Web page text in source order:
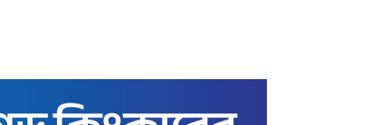
ক্যারেটের ভরি কত টাকায়